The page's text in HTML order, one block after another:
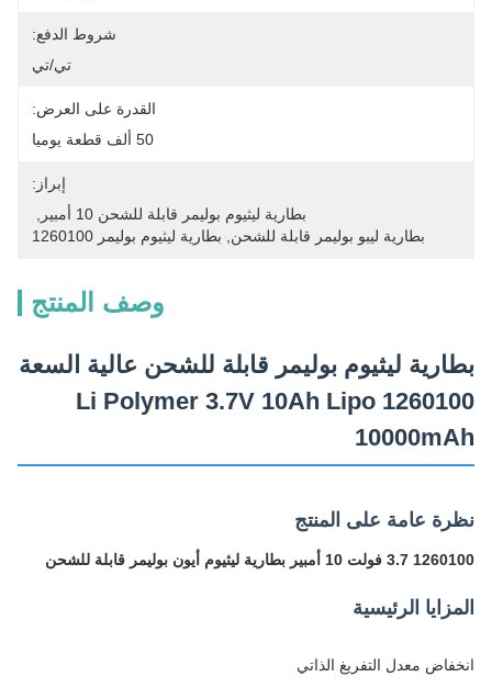
شروط الدفع:
تي/تي
القدرة على العرض:
50 ألف قطعة يوميا
إبراز:
بطارية ليثيوم بوليمر قابلة للشحن 10 أمبير
بطارية ليبو بوليمر قابلة للشحن
بطارية ليثيوم بوليمر 1260100
وصف المنتج
بطارية ليثيوم بوليمر قابلة للشحن عالية السعة
Li Polymer 3.7V 10Ah Lipo 1260100
10000mAh
نظرة عامة على المنتج
1260100 3.7 فولت 10 أمبير بطارية ليثيوم أيون بوليمر قابلة للشحن
المزايا الرئيسية
انخفاض معدل التفريغ الذاتي